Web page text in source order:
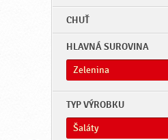
Deutsch
CHUŤ
HLAVNÁ SUROVINA
Zelenina
TYP VÝROBKU
Šaláty